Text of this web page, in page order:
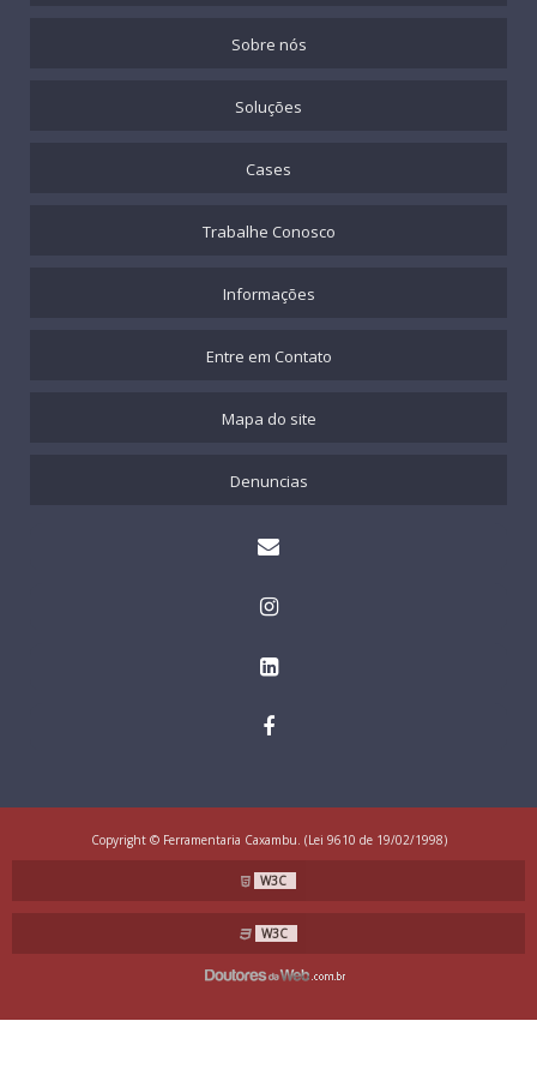
Sobre nós
Soluções
Cases
Trabalhe Conosco
Informações
Entre em Contato
Mapa do site
Denuncias
Copyright © Ferramentaria Caxambu. (Lei 9610 de 19/02/1998)
W3C
W3C